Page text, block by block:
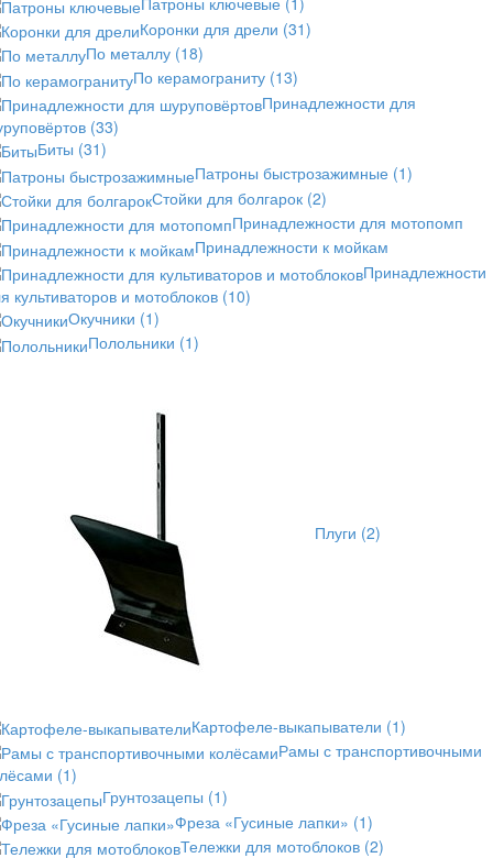
Коронки для дрели (31)
По металлу (18)
По керамограниту (13)
Принадлежности для
(33)
Биты (31)
Патроны быстрозажимные (1)
Стойки для болгарок (2)
Принадлежности для мотопомп
Принадлежности к мойкам
Принадлежности
культиваторов и мотоблоков (10)
Окучники (1)
Полольники (1)
Плуги (2)
Картофеле-выкапыватели (1)
Рамы с транспортивочными
(1)
Грунтозацепы (1)
Фреза «Гусиные лапки» (1)
Тележки для мотоблоков (2)